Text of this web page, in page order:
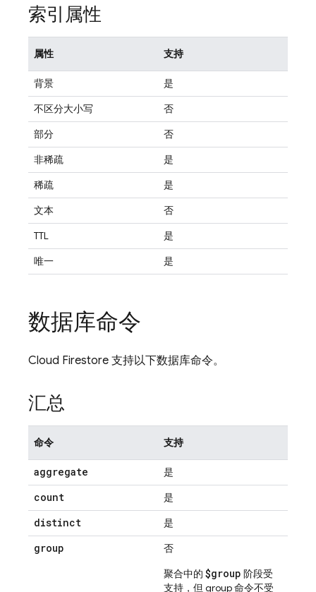
索引属性
属性 支持
背景
是
不区分大小写
否
部分
否
非稀疏
是
稀疏
是
文本
否
TTL
是
唯一
是
数据库命令
Cloud Firestore 支持以下数据库命令。
汇总
命令 支持
aggregate 是
count 是
distinct 是
group
否
聚合中的 $group 阶段受
支持，但 group 命令不受